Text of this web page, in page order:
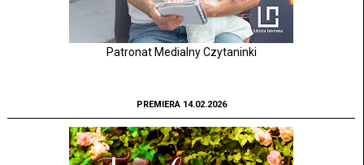
Patronat Medialny Czytaninki
PREMIERA 14.02.2026